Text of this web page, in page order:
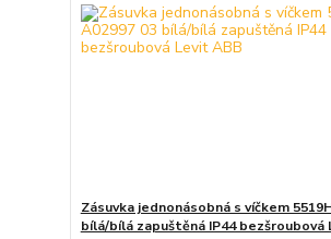
Zásuvka jednonásobná s víčkem
bílá/bílá zapuštěná IP44 bezšroubová